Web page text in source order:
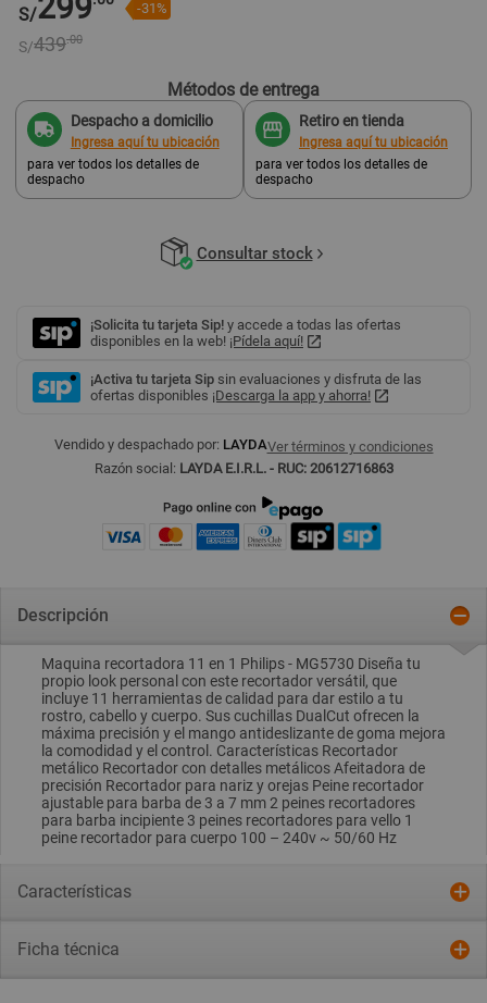
S/ -31%
S/439.00
Métodos de entrega
Despacho a domicilio
Ingresa aquí tu ubicación
para ver todos los detalles de
despacho
Retiro en tienda
Ingresa aquí tu ubicación
para ver todos los detalles de
despacho
Consultar stock
¡Solicita tu tarjeta Sip! y accede a todas las ofertas
disponibles en la web! ¡Pídela aquí!
¡Activa tu tarjeta Sip sin evaluaciones y disfruta de las
ofertas disponibles ¡Descarga la app y ahorra!
Vendido y despachado por: LAYDAVer términos y condiciones
Razón social: LAYDA E.I.R.L. - RUC: 20612716863
Descripción
Maquina recortadora 11 en 1 Philips - MG5730 Diseña tu
propio look personal con este recortador versátil, que
incluye 11 herramientas de calidad para dar estilo a tu
rostro, cabello y cuerpo. Sus cuchillas DualCut ofrecen la
máxima precisión y el mango antideslizante de goma mejora
la comodidad y el control. Características Recortador
metálico Recortador con detalles metálicos Afeitadora de
precisión Recortador para nariz y orejas Peine recortador
ajustable para barba de 3 a 7 mm 2 peines recortadores
para barba incipiente 3 peines recortadores para vello 1
peine recortador para cuerpo 100 – 240v ~ 50/60 Hz
Características
Ficha técnica